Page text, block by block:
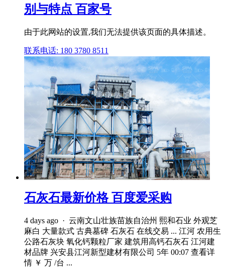
别与特点 百家号
由于此网站的设置,我们无法提供该页面的具体描述。
联系电话: 180 3780 8511
石灰石最新价格 百度爱采购
4 days ago · 云南文山壮族苗族自治州 熙和石业 外观芝
麻白 大量款式 古典墓碑 石灰石 在线交易 ... 江河 农用生
公路石灰块 氧化钙颗粒厂家 建筑用高钙石灰石 江河建
材品牌 兴安县江河新型建材有限公司 5年 00:07 查看详
情 ￥ 万 /台 ...